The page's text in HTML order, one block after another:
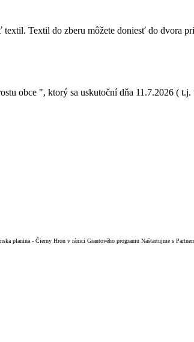
Textil do zberu môžete doniesť do dvora
obce ", ktorý sa uskutoční dňa 11.7.2026 (
planina - Čierny Hron v rámci Grantového programu Naštartujme s